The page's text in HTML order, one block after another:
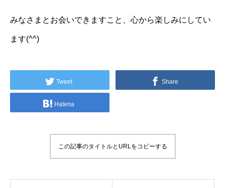
みなさまとお会いできますこと、心から楽しみにしてい
ます(^^)
Tweet Share
Hatena
この記事のタイトルとURLをコピーする